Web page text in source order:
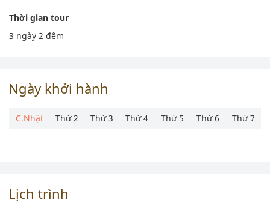
Thời gian tour
3 ngày 2 đêm
Ngày khởi hành
C.Nhật Thứ 2 Thứ 3 Thứ 4 Thứ 5 Thứ 6 Thứ 7
Lịch trình